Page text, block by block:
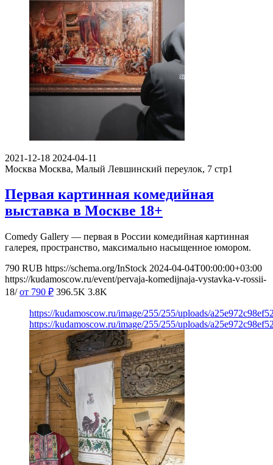
2021-12-18 2024-04-11
Москва Москва, Малый Левшинский переулок, 7 стр1
Первая картинная комедийная
выставка в Москве 18+
Comedy Gallery — первая в России комедийная картинная
галерея, пространство, максимально насыщенное юмором.
790 RUB https://schema.org/InStock 2024-04-04T00:00:00+03:00
https://kudamoscow.ru/event/pervaja-komedijnaja-vystavka-v-rossii-
18/ от 790 ₽ 396.5K 3.8K
https://kudamoscow.ru/image/255/255/uploads/
https://kudamoscow.ru/image/255/255/uploads/